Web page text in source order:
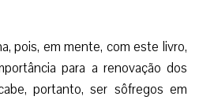
pois, em mente, com este livro,
para a renovação dos
portanto, ser sôfregos em